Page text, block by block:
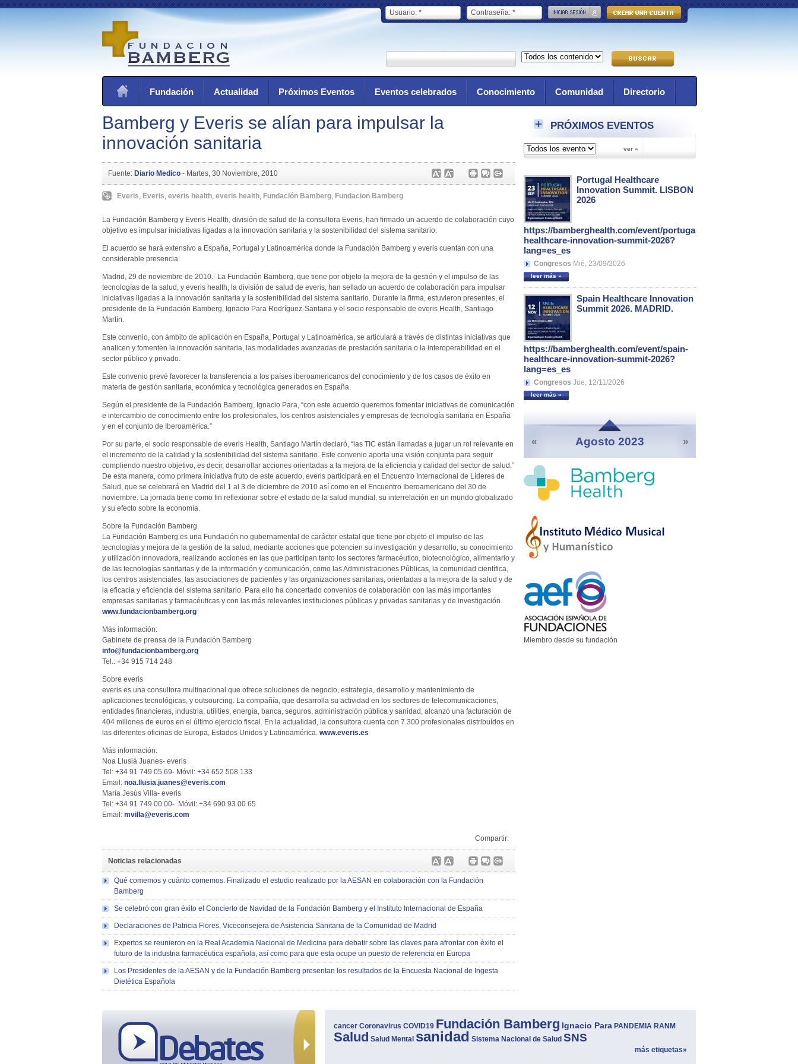
Usuario: * Contraseña: *
Fundación Actualidad Próximos Eventos Eventos celebrados Conocimiento Comunidad Directorio
PRÓXIMOS EVENTOS
Portugal Healthcare
Innovation Summit. LISBON
2026
https://bamberghealth.com/event/portugal-
healthcare-innovation-summit-2026?
lang=es_es
Congresos Mié, 23/09/2026
leer más »
Spain Healthcare Innovation
Summit 2026. MADRID.
https://bamberghealth.com/event/spain-
healthcare-innovation-summit-2026?
lang=es_es
Congresos Jue, 12/11/2026
leer más »
« Agosto 2023 »
Miembro desde su fundación
Bamberg y Everis se alían para impulsar la
innovación sanitaria
Fuente: Diario Medico - Martes, 30 Noviembre, 2010
Everis, Everis, everis health, everis health, Fundación Bamberg, Fundacion Bamberg
La Fundación Bamberg y Everis Health, división de salud de la consultora Everis, han firmado un acuerdo de colaboración cuyo
objetivo es impulsar iniciativas ligadas a la innovación sanitaria y la sostenibilidad del sistema sanitario.
El acuerdo se hará extensivo a España, Portugal y Latinoamérica donde la Fundación Bamberg y everis cuentan con una
considerable presencia
Madrid, 29 de noviembre de 2010.- La Fundación Bamberg, que tiene por objeto la mejora de la gestión y el impulso de las
tecnologías de la salud, y everis health, la división de salud de everis, han sellado un acuerdo de colaboración para impulsar
iniciativas ligadas a la innovación sanitaria y la sostenibilidad del sistema sanitario. Durante la firma, estuvieron presentes, el
presidente de la Fundación Bamberg, Ignacio Para Rodríguez-Santana y el socio responsable de everis Health, Santiago
Martín.
Este convenio, con ámbito de aplicación en España, Portugal y Latinoamérica, se articulará a través de distintas iniciativas que
analicen y fomenten la innovación sanitaria, las modalidades avanzadas de prestación sanitaria o la interoperabilidad en el
sector público y privado.
Este convenio prevé favorecer la transferencia a los países iberoamericanos del conocimiento y de los casos de éxito en
materia de gestión sanitaria, económica y tecnológica generados en España.
Según el presidente de la Fundación Bamberg, Ignacio Para, “con este acuerdo queremos fomentar iniciativas de comunicación
e intercambio de conocimiento entre los profesionales, los centros asistenciales y empresas de tecnología sanitaria en España
y en el conjunto de Iberoamérica.”
Por su parte, el socio responsable de everis Health, Santiago Martín declaró, “las TIC están llamadas a jugar un rol relevante en
el incremento de la calidad y la sostenibilidad del sistema sanitario. Este convenio aporta una visión conjunta para seguir
cumpliendo nuestro objetivo, es decir, desarrollar acciones orientadas a la mejora de la eficiencia y calidad del sector de salud.”
De esta manera, como primera iniciativa fruto de este acuerdo, everis participará en el Encuentro Internacional de Líderes de
Salud, que se celebrará en Madrid del 1 al 3 de diciembre de 2010 así como en el Encuentro Iberoamericano del 30 de
noviembre. La jornada tiene como fin reflexionar sobre el estado de la salud mundial, su interrelación en un mundo globalizado
y su efecto sobre la economía.
Sobre la Fundación Bamberg
La Fundación Bamberg es una Fundación no gubernamental de carácter estatal que tiene por objeto el impulso de las
tecnologías y mejora de la gestión de la salud, mediante acciones que potencien su investigación y desarrollo, su conocimiento
y utilización innovadora, realizando acciones en las que participan tanto los sectores farmacéutico, biotecnológico, alimentario y
de las tecnologías sanitarias y de la información y comunicación, como las Administraciones Públicas, la comunidad científica,
los centros asistenciales, las asociaciones de pacientes y las organizaciones sanitarias, orientadas a la mejora de la salud y de
la eficacia y eficiencia del sistema sanitario. Para ello ha concertado convenios de colaboración con las más importantes
empresas sanitarias y farmacéuticas y con las más relevantes instituciones públicas y privadas sanitarias y de investigación.
www.fundacionbamberg.org
Más información:
Gabinete de prensa de la Fundación Bamberg
info@fundacionbamberg.org
Tel.: +34 915 714 248
Sobre everis
everis es una consultora multinacional que ofrece soluciones de negocio, estrategia, desarrollo y mantenimiento de
aplicaciones tecnológicas, y outsourcing. La compañía, que desarrolla su actividad en los sectores de telecomunicaciones,
entidades financieras, industria, utilities, energía, banca, seguros, administración pública y sanidad, alcanzó una facturación de
404 millones de euros en el último ejercicio fiscal. En la actualidad, la consultora cuenta con 7.300 profesionales distribuídos en
las diferentes oficinas de Europa, Estados Unidos y Latinoamérica. www.everis.es
Más información:
Noa Llusiá Juanes- everis
Tel: +34 91 749 05 69- Móvil: +34 652 508 133
Email: noa.llusia.juanes@everis.com
María Jesús Villa- everis
Tel: +34 91 749 00 00- Móvil: +34 690 93 00 65
Email: mvilla@everis.com
Compartir:
Noticias relacionadas
Qué comemos y cuánto comemos. Finalizado el estudio realizado por la AESAN en colaboración con la Fundación
Bamberg
Se celebró con gran éxito el Concierto de Navidad de la Fundación Bamberg y el Instituto Internacional de España
Declaraciones de Patricia Flores, Viceconsejera de Asistencia Sanitaria de la Comunidad de Madrid
Expertos se reunieron en la Real Academia Nacional de Medicina para debatir sobre las claves para afrontar con éxito el
futuro de la industria farmacéutica española, así como para que esta ocupe un puesto de referencia en Europa
Los Presidentes de la AESAN y de la Fundación Bamberg presentan los resultados de la Encuesta Nacional de Ingesta
Dietética Española
cancer Coronavirus COVID19 Fundación Bamberg Ignacio Para PANDEMIA RANM
Salud Salud Mental sanidad Sistema Nacional de Salud SNS
más etiquetas»